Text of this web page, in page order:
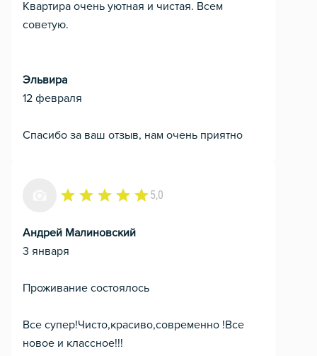
Квартира очень уютная и чистая. Всем
советую.
Эльвира
12 февраля
Спасибо за ваш отзыв, нам очень приятно
5,0
Андрей Малиновский
3 января
Проживание состоялось
Все супер!Чисто,красиво,современно !Все
новое и классное!!!